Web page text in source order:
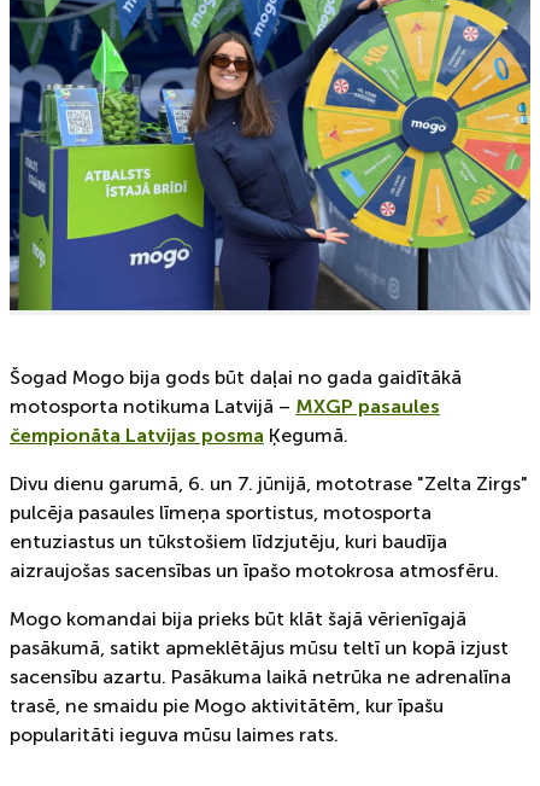
Šogad Mogo bija gods būt daļai no gada gaidītākā
motosporta notikuma Latvijā – MXGP pasaules
čempionāta Latvijas posma Ķegumā.
Divu dienu garumā, 6. un 7. jūnijā, mototrase "Zelta Zirgs"
pulcēja pasaules līmeņa sportistus, motosporta
entuziastus un tūkstošiem līdzjutēju, kuri baudīja
aizraujošas sacensības un īpašo motokrosa atmosfēru.
Mogo komandai bija prieks būt klāt šajā vērienīgajā
pasākumā, satikt apmeklētājus mūsu teltī un kopā izjust
sacensību azartu. Pasākuma laikā netrūka ne adrenalīna
trasē, ne smaidu pie Mogo aktivitātēm, kur īpašu
popularitāti ieguva mūsu laimes rats.